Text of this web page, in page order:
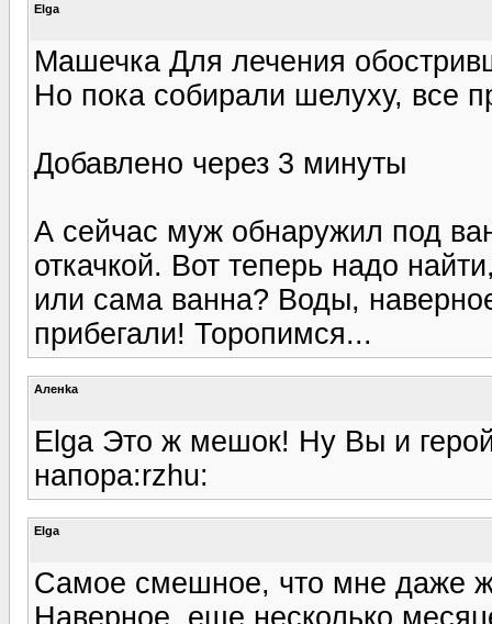
Elga
Машечка Для лечения
Но пока собирали шелуху, все
Добавлено через 3 минуты
А сейчас муж обнаружил под
откачкой. Вот теперь надо
или сама ванна? Воды,
прибегали! Торопимся...
Аленka
Elga Это ж мешок! Ну Вы и
напора:rzhu:
Elga
Самое смешное, что мне даже
Наверное, еще несколько